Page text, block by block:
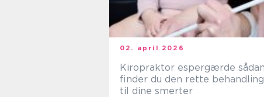
02. april 2026
Kiropraktor espergærde sådan
finder du den rette behandling
til dine smerter